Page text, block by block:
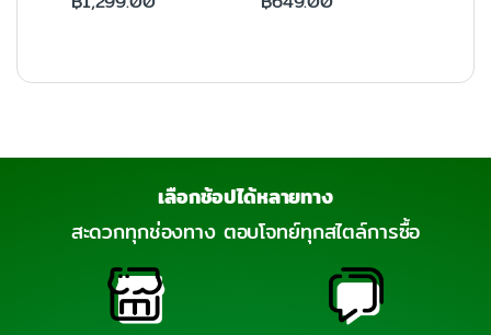
เลือกช้อปได้หลายทาง
สะดวกทุกช่องทาง ตอบโจทย์ทุกสไตล์การซื้อ